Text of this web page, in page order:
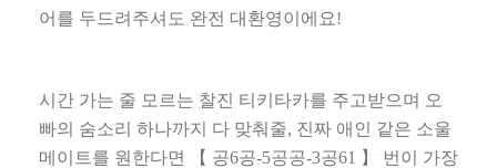
어를 두드려주셔도 완전 대환영이에요 !
시간 가는 줄 모르는 찰진 티키타카를 주고받으며 오
빠의 숨소리 하나까지 다 맞춰줄, 진짜 애인 같은 소울
메이트를 원한다면
【 공6공-5공공-3공61 】
번이 가장